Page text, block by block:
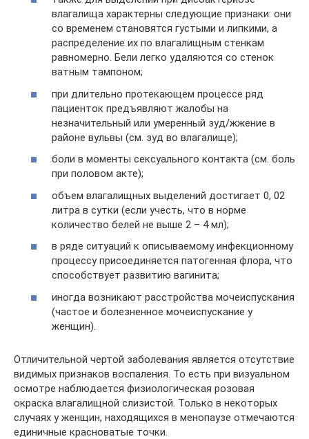
влагалища характерны следующие признаки: они
со временем становятся густыми и липкими, а
распределение их по влагалищным стенкам
равномерно. Бели легко удаляются со стенок
ватным тампоном;
при длительно протекающем процессе ряд
пациенток предъявляют жалобы на
незначительный или умеренный зуд/жжение в
районе вульвы (см. зуд во влагалище);
боли в моменты сексуального контакта (см. боль
при половом акте);
объем влагалищных выделений достигает 0, 02
литра в сутки (если учесть, что в норме
количество белей не выше 2 – 4 мл);
в ряде ситуаций к описываемому инфекционному
процессу присоединяется патогенная флора, что
способствует развитию вагинита;
иногда возникают расстройства мочеиспускания
(частое и болезненное мочеиспускание у
женщин).
Отличительной чертой заболевания является отсутствие
видимых признаков воспаления. То есть при визуальном
осмотре наблюдается физиологическая розовая
окраска влагалищной слизистой. Только в некоторых
случаях у женщин, находящихся в менопаузе отмечаются
единичные красноватые точки.